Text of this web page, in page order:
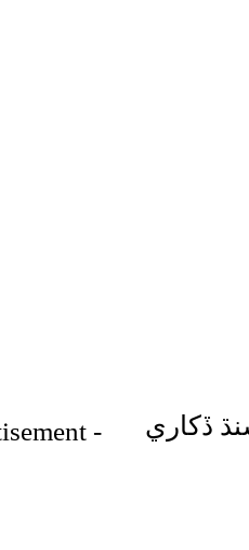
- Advertisement -
ڏکاري